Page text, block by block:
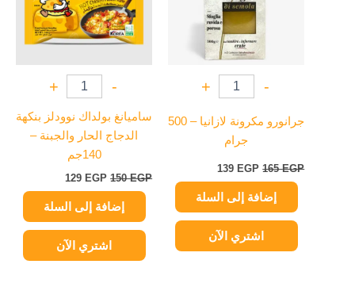
-
+
جرانورو مكرونة لازانيا – 500
جرام
165EGP
139 EGP
إضافة إلى السلة
اشتري الآن
-
+
ساميانغ بولداك نوودلز بنكهة
الدجاج الحار والجبنة –
140جم
150EGP
129 EGP
إضافة إلى السلة
اشتري الآن